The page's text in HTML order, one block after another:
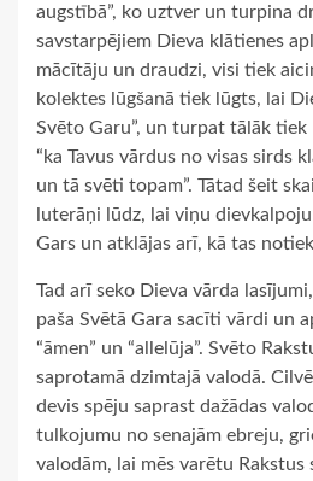
augstībā”, ko uztver un turpina
savstarpējiem Dieva klātienes
mācītāju un draudzi, visi tiek
kolektes lūgšanā tiek lūgts, lai
Svēto Garu”, un turpat tālāk
“ka Tavus vārdus no visas sirds
un tā svēti topam”. Tātad šeit
luterāņi lūdz, lai viņu
Gars un atklājas arī, kā tas
Tad arī seko Dieva vārda
paša Svētā Gara sacīti vārdi un
“āmen” un “allelūja”. Svēto
saprotamā dzimtajā valodā.
devis spēju saprast dažādas
tulkojumu no senajām ebreju,
valodām, lai mēs varētu Rakstus